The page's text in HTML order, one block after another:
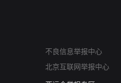
不良信息举报中心
北京互联网举报中心
算法推荐专项举报